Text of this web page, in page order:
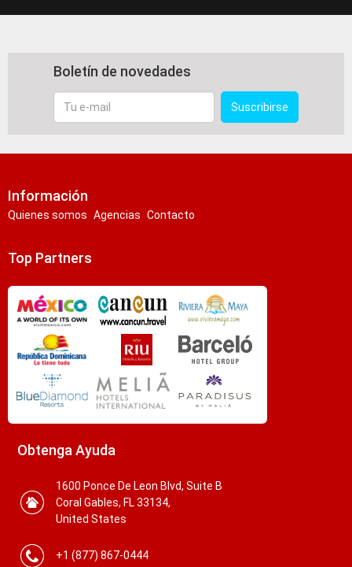
Boletín de novedades
Tu
Suscribirse
Información
Quienes somos Agencias Contacto
Top Partners
Obtenga Ayuda
1600 Ponce De Leon Blvd, Suite B
Coral Gables, FL 33134,
United States
+1 (877) 867-0444